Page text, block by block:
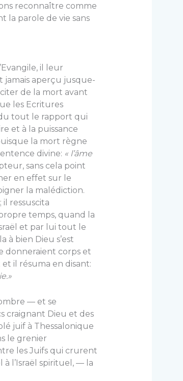
reconnaître comme
la parole de vie sans
il leur
jamais aperçu jusque-
de la mort avant
les Ecritures
du tout le rapport qui
et à la puissance
la mort règne
divine: « l’âme
sans cela point
en effet sur le
la malédiction.
ressuscita
temps, quand la
et par lui tout le
à bien Dieu s’est
don­neraient corps et
il résuma en disant:
— et se
craignant Dieu et des
juif à Thessalonique
le grenier
les Juifs qui crurent
à l’Israël spirituel, — la